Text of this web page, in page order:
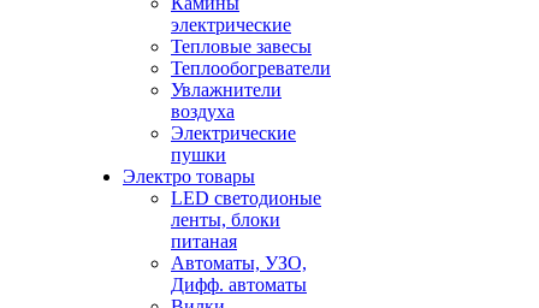
электрические
Тепловые завесы
Теплообогреватели
Увлажнители
воздуха
Электрические
пушки
Электро товары
LED светодионые
ленты, блоки
питаная
Автоматы, УЗО,
Дифф. автоматы